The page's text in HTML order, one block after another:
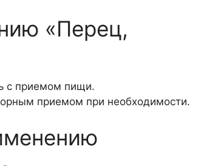
«Перец,
с приемом пищи.
приемом при необходимости.